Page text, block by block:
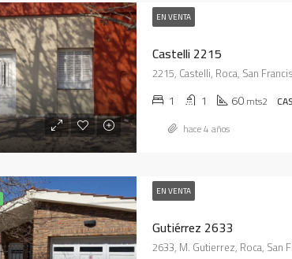
EN VENTA
Castelli 2215
1 1 60mts2
hace 4 años
EN VENTA
Gutiérrez 2633
EN VENTA DESTACADOS
Consultar